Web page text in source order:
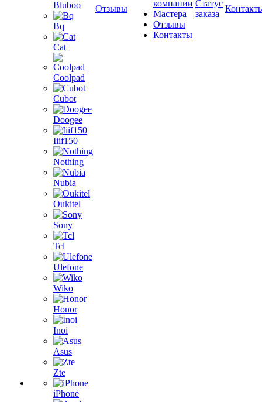
Bluboo
Bq
Cat
Coolpad
Cubot
Doogee
Iiif150
Nothing
Nubia
Oukitel
Sony
Tcl
Ulefone
Wiko
Honor
Inoi
Asus
Zte
iPhone
Отзывы
компании
Мастера
Отзывы
Контакты
Статус
заказа